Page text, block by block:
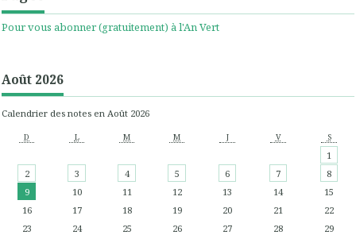
Pour vous abonner (gratuitement) à l'An Vert
Août 2026
Calendrier des notes en Août 2026
D L M M J V S
1
2
3 4 5 6 7
8
9
10 11 12 13 14
15
16
17 18 19 20 21
22
23
24 25 26 27 28
29